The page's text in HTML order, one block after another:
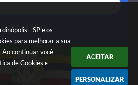
- SP e os
para melhorar a sua
Ao continuar você
de Cookies e
ACEITAR
PERSONALIZAR
CADASTRAR